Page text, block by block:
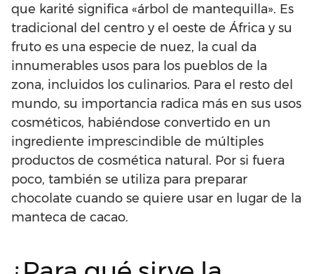
que karité significa «árbol de mantequilla». Es
tradicional del centro y el oeste de África y su
fruto es una especie de nuez, la cual da
innumerables usos para los pueblos de la
zona, incluidos los culinarios. Para el resto del
mundo, su importancia radica más en sus usos
cosméticos, habiéndose convertido en un
ingrediente imprescindible de múltiples
productos de cosmética natural. Por si fuera
poco, también se utiliza para preparar
chocolate cuando se quiere usar en lugar de la
manteca de cacao.